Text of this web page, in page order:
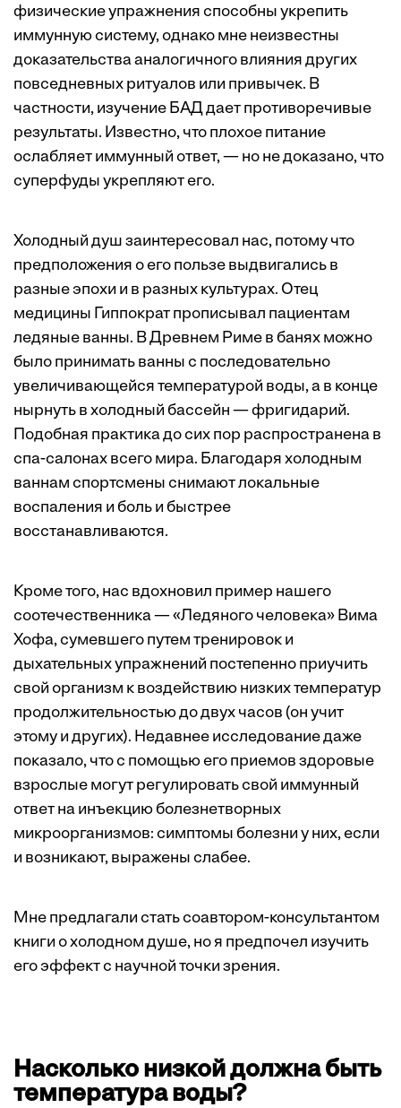
физические упражнения способны укрепить
иммунную систему, однако мне неизвестны
доказательства аналогичного влияния других
повседневных ритуалов или привычек. В
частности, изучение БАД дает противоречивые
результаты. Известно, что плохое питание
ослабляет иммунный ответ, — но не доказано, что
суперфуды укрепляют его.
Холодный душ заинтересовал нас, потому что
предположения о его пользе выдвигались в
разные эпохи и в разных культурах. Отец
медицины Гиппократ прописывал пациентам
ледяные ванны. В Древнем Риме в банях можно
было принимать ванны с последовательно
увеличивающейся температурой воды, а в конце
нырнуть в холодный бассейн — фригидарий.
Подобная практика до сих пор распространена в
спа-салонах всего мира. Благодаря холодным
ваннам спортсмены снимают локальные
воспаления и боль и быстрее
восстанавливаются.
Кроме того, нас вдохновил пример нашего
соотечественника — «Ледяного человека» Вима
Хофа, сумевшего путем тренировок и
дыхательных упражнений постепенно приучить
свой организм к воздействию низких температур
продолжительностью до двух часов (он учит
этому и других). Недавнее исследование даже
показало, что с помощью его приемов здоровые
взрослые могут регулировать свой иммунный
ответ на инъекцию болезнетворных
микроорганизмов: симптомы болезни у них, если
и возникают, выражены слабее.
Мне предлагали стать соавтором-консультантом
книги о холодном душе, но я предпочел изучить
его эффект с научной точки зрения.
Насколько низкой должна быть
температура воды?